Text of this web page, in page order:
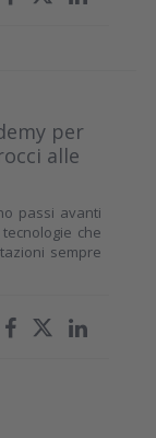
per
alle
passi avanti
che
sempre